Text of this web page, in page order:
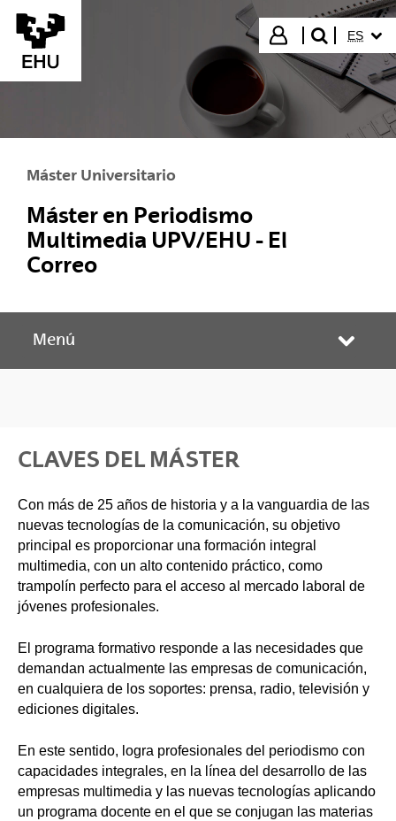
Saltar al contenido principal
Iniciar sesión
buscar"
ES
Máster Universitario
Máster en Periodismo
Multimedia UPV/EHU - El
Correo
Menú
CLAVES DEL MÁSTER
Con más de 25 años de historia y a la vanguardia de las
nuevas tecnologías de la comunicación, su objetivo
principal es proporcionar una formación integral
multimedia, con un alto contenido práctico, como
trampolín perfecto para el acceso al mercado laboral de
jóvenes profesionales.
El programa formativo responde a las necesidades que
demandan actualmente las empresas de comunicación,
en cualquiera de los soportes: prensa, radio, televisión y
ediciones digitales.
En este sentido, logra profesionales del periodismo con
capacidades integrales, en la línea del desarrollo de las
empresas multimedia y las nuevas tecnologías aplicando
un programa docente en el que se conjugan las materias